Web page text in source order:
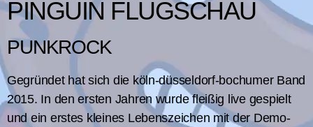
PINGUIN FLUGSCHAU
PUNKROCK
Gegründet hat sich die köln-düsseldorf-bochumer Band
2015. In den ersten Jahren wurde fleißig live gespielt
und ein erstes kleines Lebenszeichen mit der Demo-